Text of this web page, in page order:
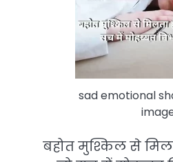
sad emotional
बहोत मुश्किल से